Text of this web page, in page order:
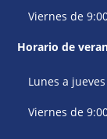
Viernes de
Horario de
Lunes a
Viernes de